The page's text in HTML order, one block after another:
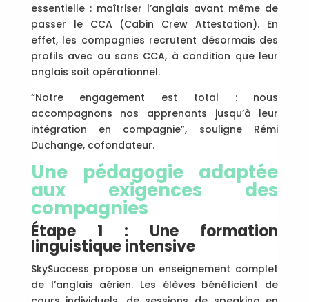
essentielle : maîtriser l’anglais avant même de
passer le CCA (Cabin Crew Attestation). En
effet, les compagnies recrutent désormais des
profils avec ou sans CCA, à condition que leur
anglais soit opérationnel.
“Notre engagement est total : nous
accompagnons nos apprenants jusqu’à leur
intégration en compagnie”, souligne Rémi
Duchange, cofondateur.
Une pédagogie adaptée
aux exigences des
compagnies
Étape 1 : Une formation
linguistique intensive
SkySuccess propose un enseignement complet
de l’anglais aérien. Les élèves bénéficient de